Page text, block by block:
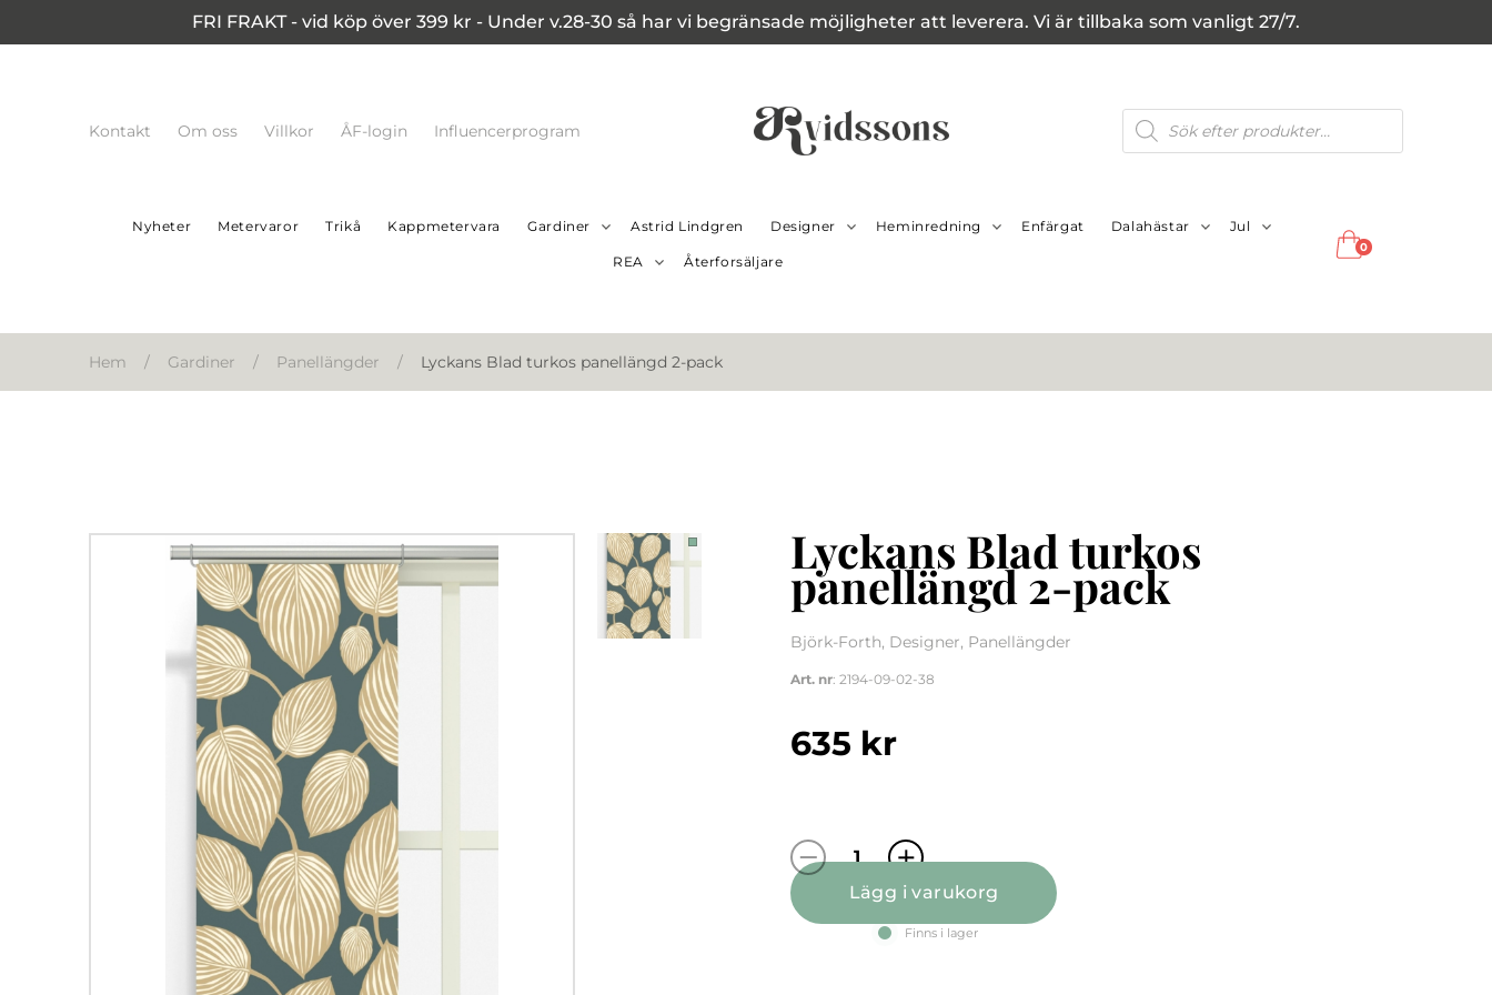
FRI FRAKT - vid köp över 399 kr - Under v.28-30 så har vi begränsade möjligheter att leverera. Vi är tillbaka som vanligt 27/7.
Kontakt Om oss Villkor ÅF-login Influencerprogram
Produktsökning
Nyheter Metervaror Trikå Kappmetervara Gardiner Astrid Lindgren Designer Heminredning Enfärgat Dalahästar Jul
REA Återforsäljare
0
Hem / Gardiner / Panellängder / Lyckans Blad turkos panellängd 2-pack
Lyckans Blad turkos
panellängd 2-pack
Björk-Forth, Designer, Panellängder
Art. nr: 2194-09-02-38
635 kr
Lyckans Blad turkos panellängd 2-pack mängd
Lägg i varukorg
Finns i lager